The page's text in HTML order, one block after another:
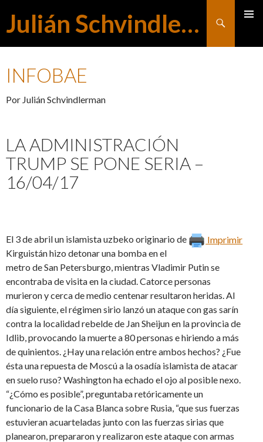
Julián Schvindlerman
Buscar
INFOBAE
Por Julián Schvindlerman
LA ADMINISTRACIÓN
TRUMP SE PONE SERIA –
16/04/17
Imprimir
El 3 de abril un islamista uzbeko originario de
Kirguistán hizo detonar una bomba en el
metro de San Petersburgo, mientras Vladimir Putin se
encontraba de visita en la ciudad. Catorce personas
murieron y cerca de medio centenar resultaron heridas. Al
día siguiente, el régimen sirio lanzó un ataque con gas sarín
contra la localidad rebelde de Jan Sheijun en la provincia de
Idlib, provocando la muerte a 80 personas e hiriendo a más
de quinientos. ¿Hay una relación entre ambos hechos? ¿Fue
ésta una repuesta de Moscú a la osadía islamista de atacar
en suelo ruso? Washington ha echado el ojo al posible nexo.
“¿Cómo es posible”, preguntaba retóricamente un
funcionario de la Casa Blanca sobre Rusia, “que sus fuerzas
estuvieran acuarteladas junto con las fuerzas sirias que
planearon, prepararon y realizaron este ataque con armas